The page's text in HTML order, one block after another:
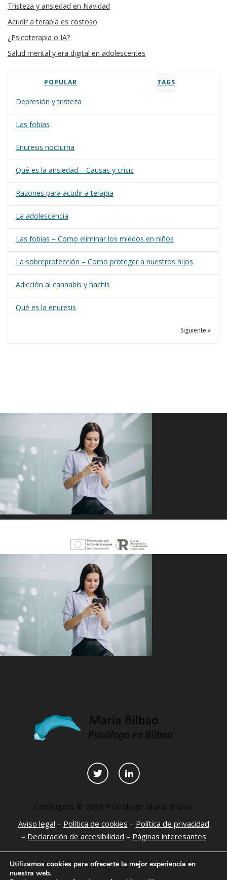
Tristeza y ansiedad en Navidad
Acudir a terapia es costoso
¿Psicoterapia o IA?
Salud mental y era digital en adolescentes
POPULAR TAGS
Depresión y tristeza
Las fobias
Enuresis nocturna
Qué es la ansiedad – Causas y crisis
Razones para acudir a terapia
La adolescencia
Las fobias – Como eliminar los miedos en niños
La sobreprotección – Como proteger a nuestros hijos
Adicción al cannabis y hachis
Qué es la enuresis
Siguiente »
Copyrights © 2026 Psicólogo María Bilbao
Aviso legal – Política de cookies – Política de privacidad
– Declaración de accesibilidad – Páginas interesantes
Utilizamos cookies para ofrecerte la mejor experiencia en
nuestra web.